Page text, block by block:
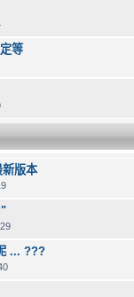
等
版本
... ???